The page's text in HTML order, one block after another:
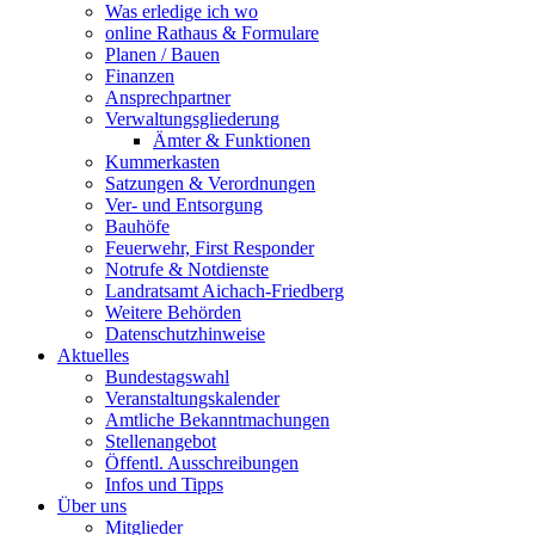
Was erledige ich wo
online Rathaus & Formulare
Planen / Bauen
Finanzen
Ansprechpartner
Verwaltungsgliederung
Ämter & Funktionen
Kummerkasten
Satzungen & Verordnungen
Ver- und Entsorgung
Bauhöfe
Feuerwehr, First Responder
Notrufe & Notdienste
Landratsamt Aichach-Friedberg
Weitere Behörden
Datenschutzhinweise
Aktuelles
Bundestagswahl
Veranstaltungskalender
Amtliche Bekanntmachungen
Stellenangebot
Öffentl. Ausschreibungen
Infos und Tipps
Über uns
Mitglieder